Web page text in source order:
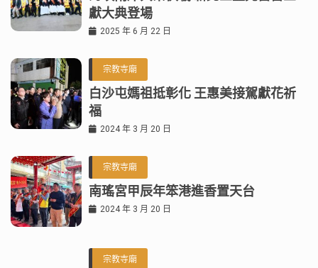
獻大典登場
2025 年 6 月 22 日
宗教寺廟
白沙屯媽祖抵彰化 王惠美接駕獻花祈
福
2024 年 3 月 20 日
宗教寺廟
南瑤宮甲辰年笨港進香置天台
2024 年 3 月 20 日
宗教寺廟